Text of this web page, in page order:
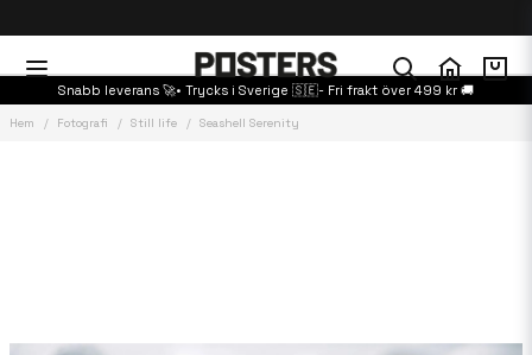
Snabb leverans 🚀• Trycks i Sverige 🇸🇪- Fri frakt över 499 kr 🚚
Hem Fotografi Still life Seashell Serenity